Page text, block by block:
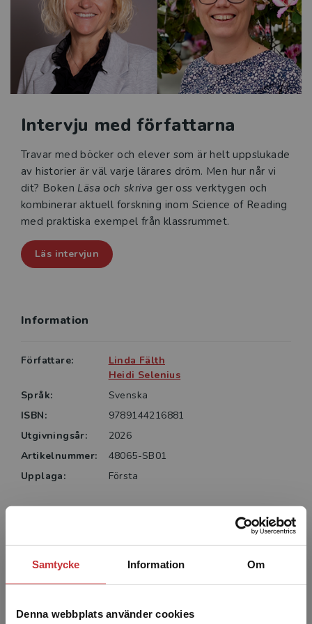
Samtycke Information Om
Denna webbplats använder cookies
Intervju med författarna
Travar med böcker och elever som är helt uppslukade
av historier är väl varje lärares dröm. Men hur når vi
dit? Boken Läsa och skriva ger oss verktygen och
kombinerar aktuell forskning inom Science of Reading
med praktiska exempel från klassrummet.
Läs intervjun
Information
Författare:
Linda Fälth
Heidi Selenius
Språk:
Svenska
ISBN:
9789144216881
Utgivningsår:
2026
Artikelnummer:
48065-SB01
Upplaga:
Första